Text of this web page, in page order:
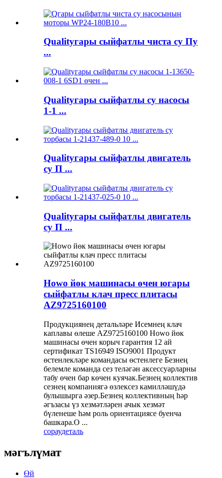
Qualityгары сыйфатлы чиста су Пу
...
Qualityгары сыйфатлы су насосы
1-1 ...
Qualityгары сыйфатлы двигатель
су П ...
Qualityгары сыйфатлы двигатель
су П ...
Howo йөк машинасы өчен югары
сыйфатлы клач пресс плитасы
AZ9725160100
Продукциянең детальләре Исемнең клач
каплавы өлеше AZ9725160100 Howo йөк
машинасы өчен корыч гарантия 12 ай
сертификат TS16949 ISO9001 Продукт
өстенлекләре командасы өстенлеге Безнең
белемле команда сез теләгән аксессуарларны
табу өчен бар көчен куячак.Безнең коллектив
сезнең компаниягә өзлексез камилләшүдә
булышырга әзер.Безнең коллективның һәр
әгъзасы үз хезмәтләрен ачык хезмәт
бүленеше һәм роль ориентациясе буенча
башкара.О ...
сораудеталь
мәгълүмат
Өй